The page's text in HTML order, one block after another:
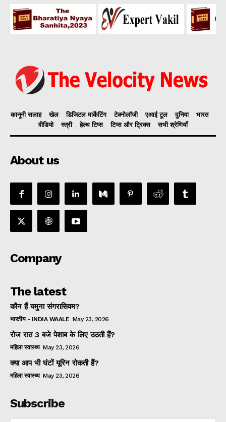
कानूनी सलाह खेल डिजिटल मार्केटिंग टेक्नोलॉजी एआई टूल दुनिया
भारत
वीडियो
स्त्री हेल्थ टिप्स टिप्स और ट्रिक्स सभी श्रेणियाँ
About us
Company
The latest
कौन हैं यमुना संगरासिवम?
भारतीय - INDIA WAALE May 23, 2026
रोज रात 3 बजे पेशाब के लिए उठती हैं?
महिला स्वास्थ्य May 23, 2026
क्या आप भी घंटों यूरिन रोकती हैं?
महिला स्वास्थ्य May 23, 2026
Subscribe